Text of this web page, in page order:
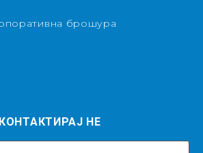
брошура
КОНТАКТИРАЈ НЕ